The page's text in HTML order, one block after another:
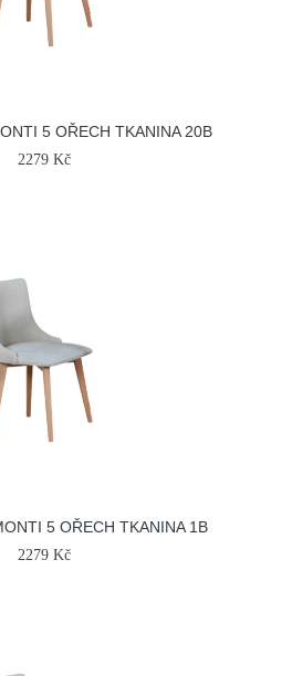
5 OŘECH TKANINA 20B
2279 Kč
5 OŘECH TKANINA 1B
2279 Kč